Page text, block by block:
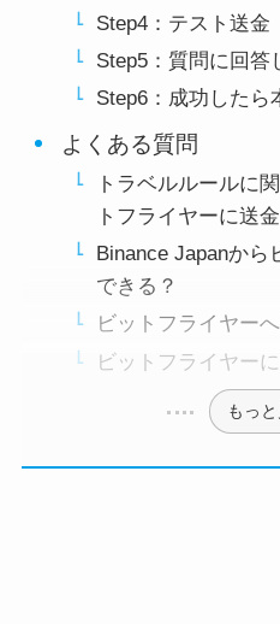
Step4：テスト送金
Step5：質問に回答
Step6：成功したら
よくある質問
トラベルルールに
トフライヤーに送
Binance Japanから
できる？
ビットフライヤー
ビットフライヤー
もっ